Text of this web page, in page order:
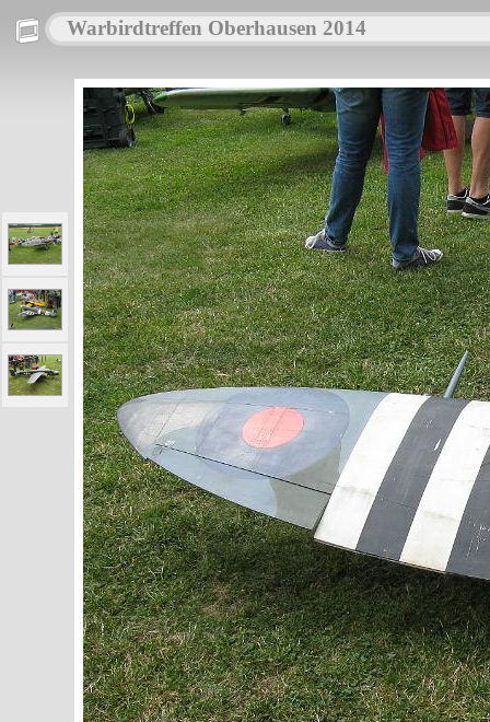
Warbirdtreffen Oberhausen 2014